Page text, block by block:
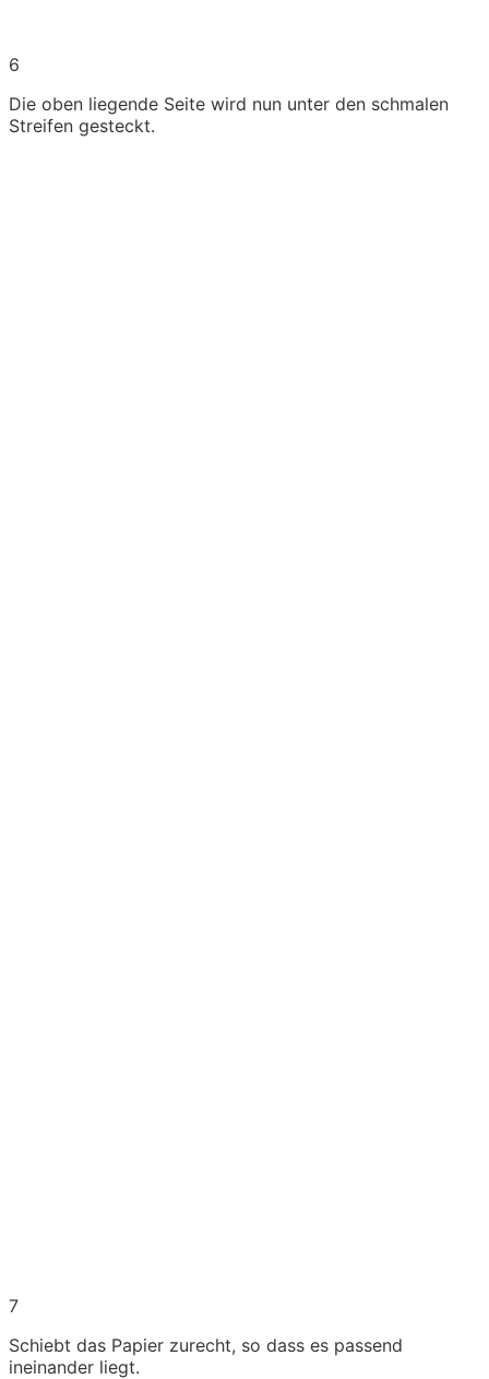
6
Die oben liegende Seite wird nun unter den schmalen
Streifen gesteckt.
7
Schiebt das Papier zurecht, so dass es passend
ineinander liegt.